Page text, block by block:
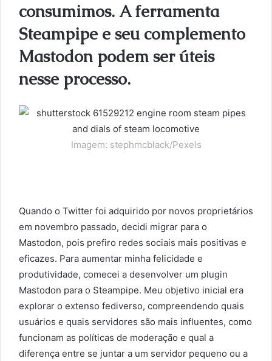
consumimos. A ferramenta
Steampipe e seu complemento
Mastodon podem ser úteis
nesse processo.
Imagem: stephmcblack/Pexels
Quando o Twitter foi adquirido por novos proprietários
em novembro passado, decidi migrar para o
Mastodon, pois prefiro redes sociais mais positivas e
eficazes. Para aumentar minha felicidade e
produtividade, comecei a desenvolver um plugin
Mastodon para o Steampipe. Meu objetivo inicial era
explorar o extenso fediverso, compreendendo quais
usuários e quais servidores são mais influentes, como
funcionam as políticas de moderação e qual a
diferença entre se juntar a um servidor pequeno ou a